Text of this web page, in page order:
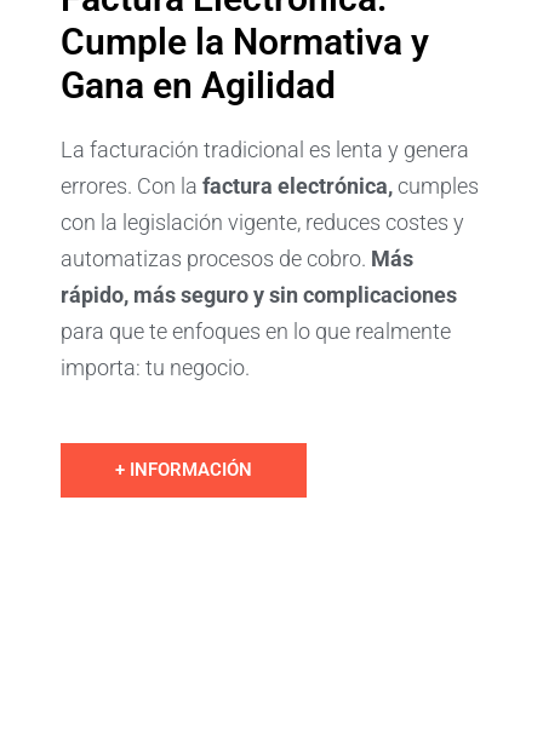
Cumple la Normativa y
Gana en Agilidad
La facturación tradicional es lenta y genera
errores. Con la factura electrónica,cumples
con la legislación vigente, reduces costes y
automatizas procesos de cobro. Más
rápido, más seguro y sin complicaciones
para que te enfoques en lo que realmente
importa: tu negocio.
+ INFORMACIÓN